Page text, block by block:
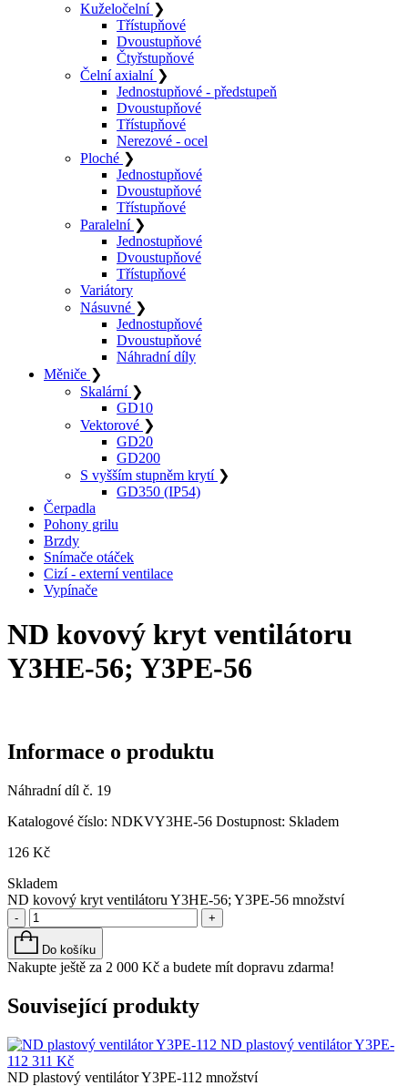
Kuželočelní ❯
Třístupňové
Dvoustupňové
Čtyřstupňové
Čelní axialní ❯
Jednostupňové - předstupeň
Dvoustupňové
Třístupňové
Nerezové - ocel
Ploché ❯
Jednostupňové
Dvoustupňové
Třístupňové
Paralelní ❯
Jednostupňové
Dvoustupňové
Třístupňové
Variátory
Násuvné ❯
Jednostupňové
Dvoustupňové
Náhradní díly
Měniče ❯
Skalární ❯
GD10
Vektorové ❯
GD20
GD200
S vyšším stupněm krytí ❯
GD350 (IP54)
Čerpadla
Pohony grilu
Brzdy
Snímače otáček
Cizí - externí ventilace
Vypínače
ND kovový kryt ventilátoru
Y3HE-56; Y3PE-56
Informace o produktu
Náhradní díl č. 19
Katalogové číslo: NDKVY3HE-56 Dostupnost: Skladem
126 Kč
Skladem
ND kovový kryt ventilátoru Y3HE-56; Y3PE-56 množství
- +
Do košíku
Nakupte ještě za 2 000 Kč a budete mít dopravu zdarma!
Související produkty
ND plastový ventilátor Y3PE-
112 311 Kč
ND plastový ventilátor Y3PE-112 množství